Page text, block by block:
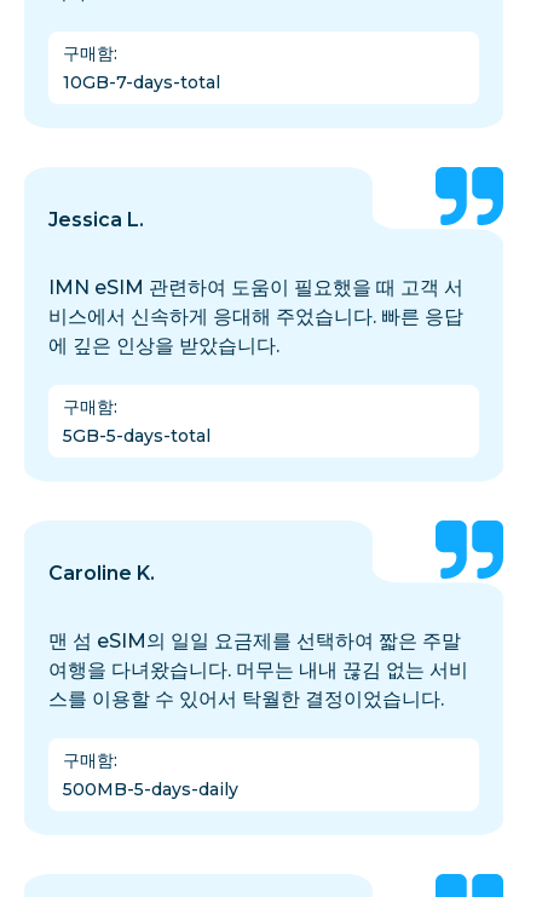
구매함:
10GB-7-days-total
Jessica L.
IMN eSIM 관련하여 도움이 필요했을 때 고객 서
비스에서 신속하게 응대해 주었습니다. 빠른 응답
에 깊은 인상을 받았습니다.
구매함:
5GB-5-days-total
Caroline K.
맨 섬 eSIM의 일일 요금제를 선택하여 짧은 주말
여행을 다녀왔습니다. 머무는 내내 끊김 없는 서비
스를 이용할 수 있어서 탁월한 결정이었습니다.
구매함:
500MB-5-days-daily